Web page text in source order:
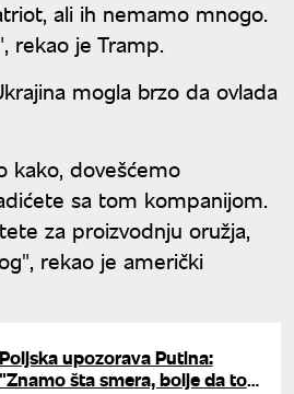
ali ih nemamo mnogo.
rekao je Tramp.
mogla brzo da ovlada
kako, dovešćemo
sa tom kompanijom.
za proizvodnju oružja,
rekao je američki
Poljska upozorava Putina:
"Znamo šta smera, bolje da to